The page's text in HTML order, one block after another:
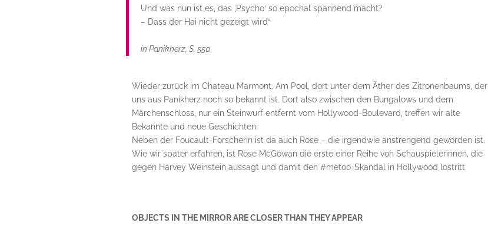
Und was nun ist es, das ‚Psycho‘ so epochal spannend macht?
– Dass der Hai nicht gezeigt wird“
in Panikherz, S. 550
Wieder zurück im Chateau Marmont. Am Pool, dort unter dem Äther des Zitronenbaums, der
uns aus Panikherz noch so bekannt ist. Dort also zwischen den Bungalows und dem
Märchenschloss, nur ein Steinwurf entfernt vom Hollywood-Boulevard, treffen wir alte
Bekannte und neue Geschichten.
Neben der Foucault-Forscherin ist da auch Rose – die irgendwie anstrengend geworden ist.
Wie wir später erfahren, ist Rose McGowan die erste einer Reihe von Schauspielerinnen, die
gegen Harvey Weinstein aussagt und damit den #metoo-Skandal in Hollywood lostritt.
OBJECTS IN THE MIRROR ARE CLOSER THAN THEY APPEAR